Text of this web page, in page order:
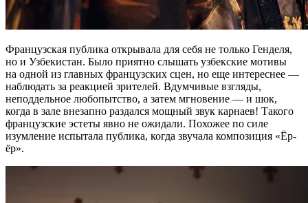
Французская публика открывала для себя не только Генделя,
но и Узбекистан. Было приятно слышать узбекские мотивы
на одной из главных французских сцен, но еще интереснее —
наблюдать за реакцией зрителей. Вдумчивые взгляды,
неподдельное любопытство, а затем мгновение — и шок,
когда в зале внезапно раздался мощный звук карнаев! Такого
французские эстеты явно не ожидали. Похожее по силе
изумление испытала публика, когда звучала композиция «Ёр-
ёр».